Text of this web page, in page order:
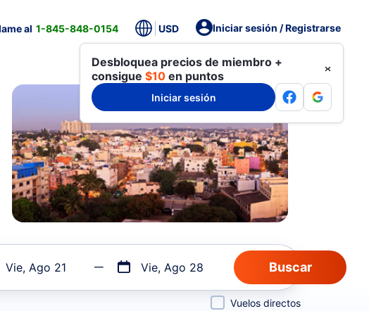
al 1-845-848-0154 USD Iniciar sesión / Registrarse
Desbloquea precios de miembro +
consigue $10 en puntos
Iniciar sesión
Vie, Ago 21 Vie, Ago 28
Vuelos directos